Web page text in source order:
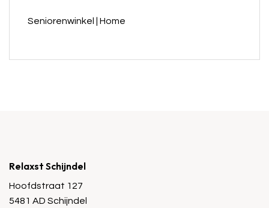
Seniorenwinkel | Home
Relaxst Schijndel
Hoofdstraat 127
5481 AD Schijndel